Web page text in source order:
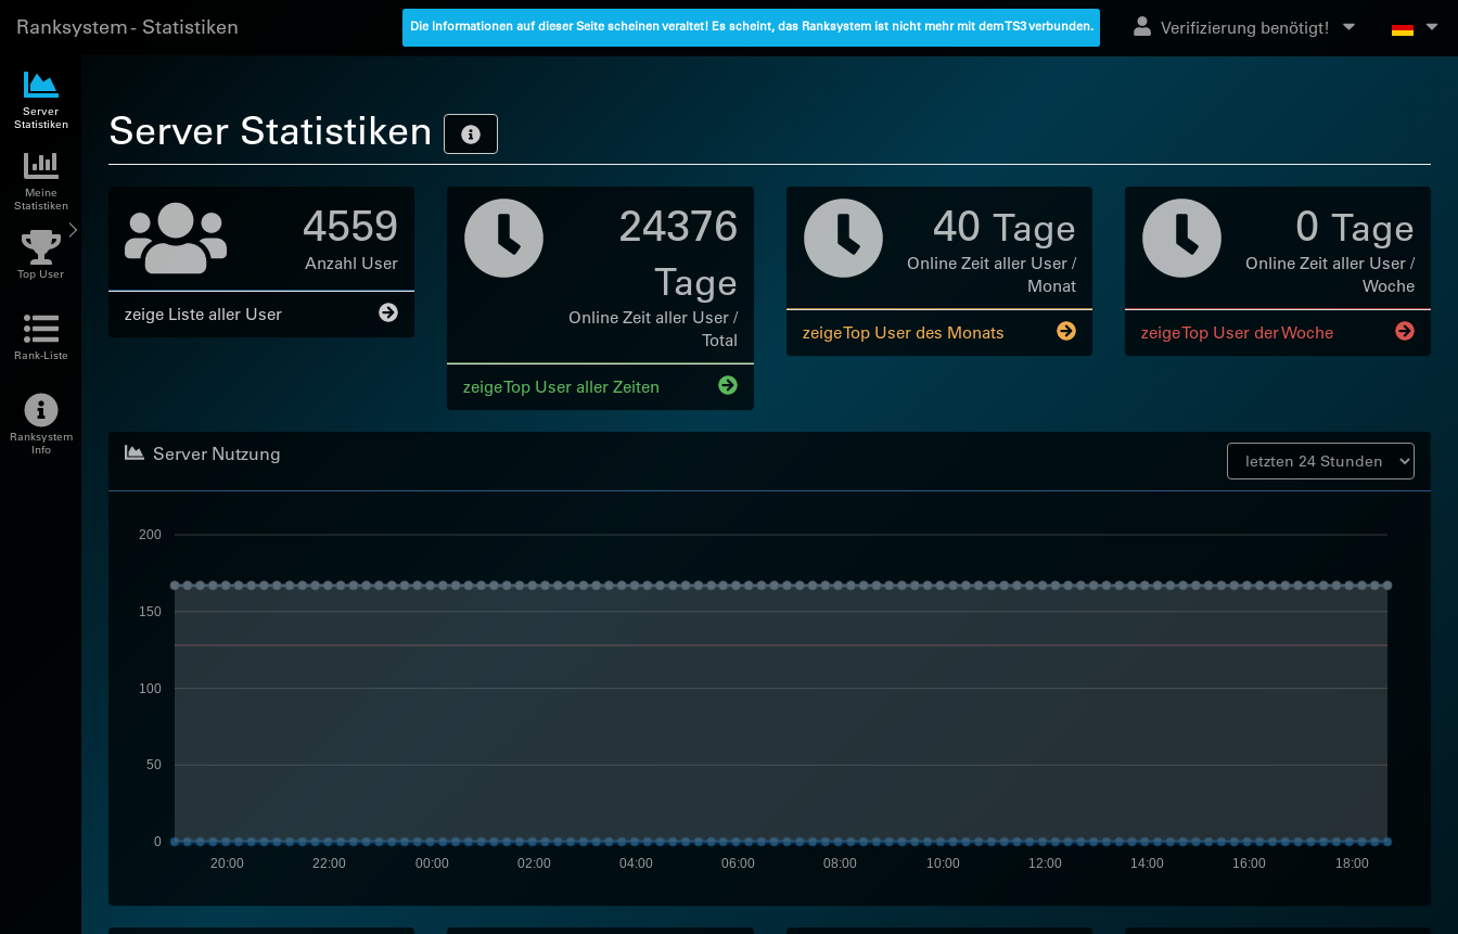
Ranksystem - Statistiken Die Informationen auf dieser Seite scheinen veraltet! Es scheint, das Ranksystem ist nicht mehr mit dem TS3 verbunden. Verifizierung benötigt!
Server
Statistiken
Meine
Statistiken
Top User
Rank-Liste
Ranksystem
Info
Server Statistiken
4559
Anzahl User
zeige Liste aller User
24376
Tage
Online Zeit aller User /
Total
zeige Top User aller Zeiten
40 Tage
Online Zeit aller User /
Monat
zeige Top User des Monats
0 Tage
Online Zeit aller User /
Woche
zeige Top User der Woche
Server Nutzung
0
50
100
150
200
18:00
16:00
14:00
12:00
10:00
08:00
06:00
04:00
02:00
00:00
22:00
20:00